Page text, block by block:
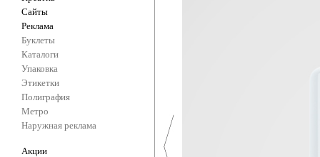
Сайты
Реклама
Буклеты
Каталоги
Упаковка
Этикетки
Полиграфия
Метро
Наружная реклама
Акции